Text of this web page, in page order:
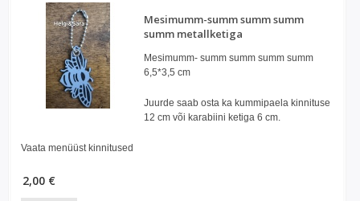
Mesimumm-summ summ summ
summ metallketiga
Mesimumm- summ summ summ summ
6,5*3,5 cm
Juurde saab osta ka kummipaela kinnituse
12 cm või karabiini ketiga 6 cm.
Vaata menüüst kinnitused
2,00 €